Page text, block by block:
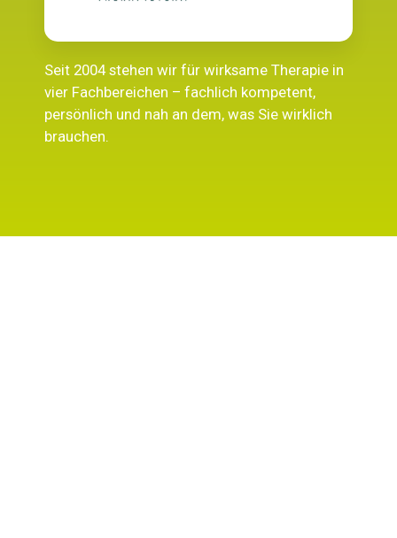
Seit 2004 stehen wir für wirksame Therapie in
vier Fachbereichen – fachlich kompetent,
persönlich und nah an dem, was Sie wirklich
brauchen.